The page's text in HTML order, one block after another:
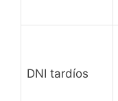
DNI tardíos